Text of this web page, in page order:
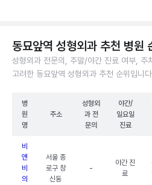
동묘앞역 성형외과 추천 병원
성형외과 전문의, 주말/야간 진료 여부, 주
고려한 동묘앞역 성형외과 추천 순위입니
병
원
명
주소
성형외
과 전
문의
야간/
일요일
진료
비
앤
비
의
서울 종
로구 창
신동
-
야간 진
료